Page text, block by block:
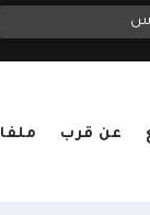
عن قرب